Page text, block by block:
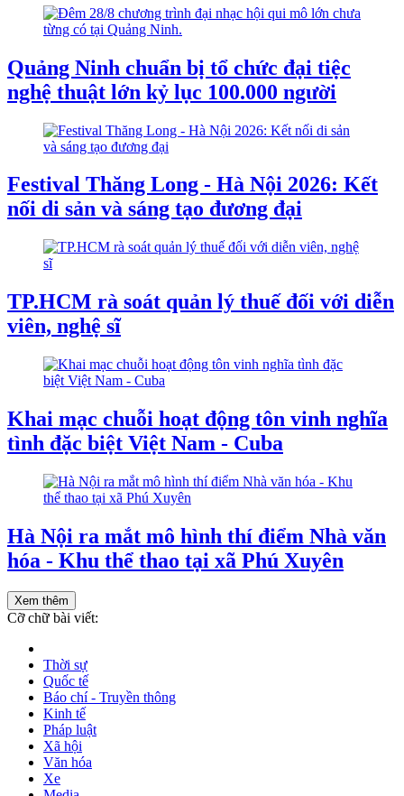
Quảng Ninh chuẩn bị tổ chức đại tiệc
nghệ thuật lớn kỷ lục 100.000 người
Festival Thăng Long - Hà Nội 2026: Kết
nối di sản và sáng tạo đương đại
TP.HCM rà soát quản lý thuế đối với diễn
viên, nghệ sĩ
Khai mạc chuỗi hoạt động tôn vinh nghĩa
tình đặc biệt Việt Nam - Cuba
Hà Nội ra mắt mô hình thí điểm Nhà văn
hóa - Khu thể thao tại xã Phú Xuyên
Xem thêm
Cỡ chữ bài viết:
Thời sự
Quốc tế
Báo chí - Truyền thông
Kinh tế
Pháp luật
Xã hội
Văn hóa
Xe